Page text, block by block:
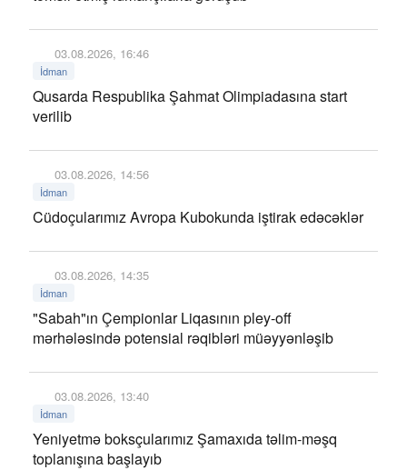
03.08.2026, 16:46
İdman
Qusarda Respublika Şahmat Olimpiadasına start
verilib
03.08.2026, 14:56
İdman
Cüdoçularımız Avropa Kubokunda iştirak edəcəklər
03.08.2026, 14:35
İdman
"Sabah"ın Çempionlar Liqasının pley-off
mərhələsində potensial rəqibləri müəyyənləşib
03.08.2026, 13:40
İdman
Yeniyetmə boksçularımız Şamaxıda təlim-məşq
toplanışına başlayıb